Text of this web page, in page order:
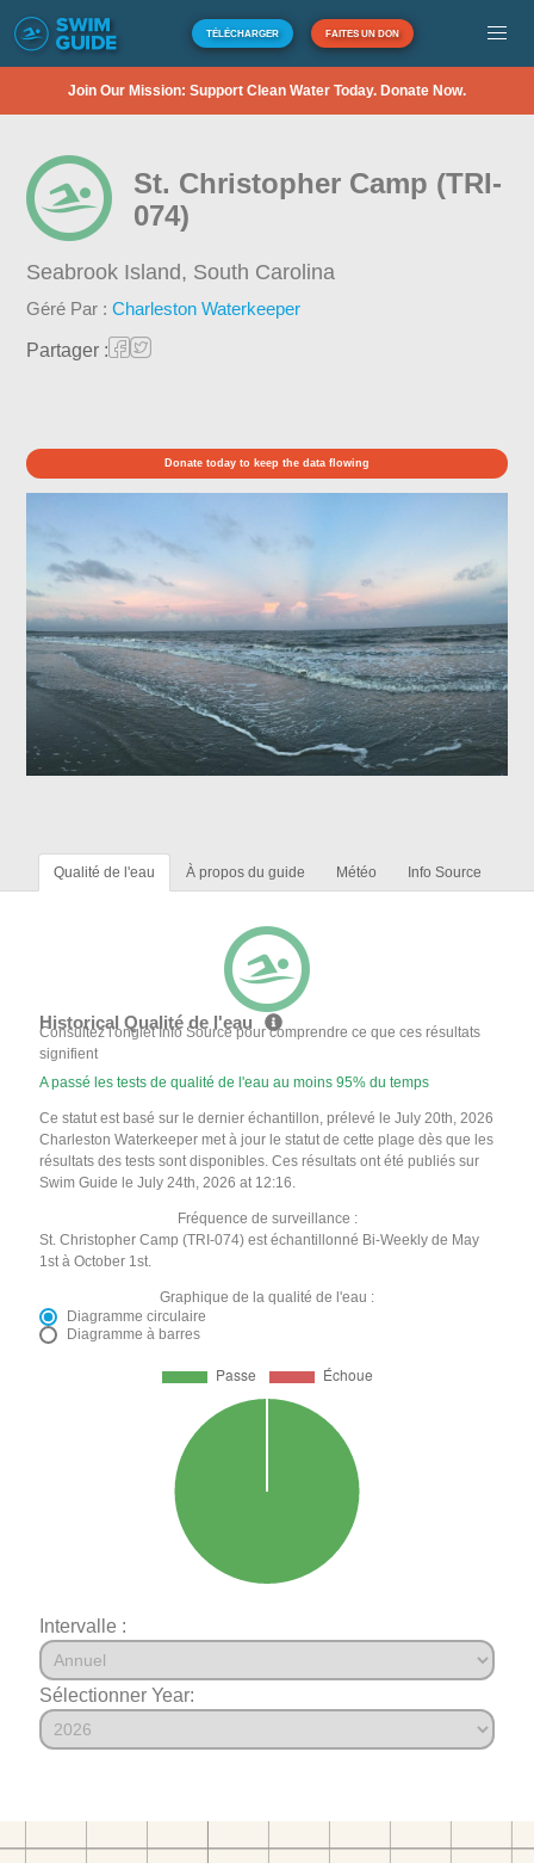
TÉLÉCHARGER FAITES UN DON
Join Our Mission: Support Clean Water Today. Donate Now.
St. Christopher Camp (TRI-
074)
Seabrook Island, South Carolina
Géré Par :Charleston Waterkeeper
Partager :
Donate today to keep the data flowing
Qualité de l'eau À propos du guide Météo Info Source
Historical Qualité de l'eau
Consultez l'onglet Info Source pour comprendre ce que ces résultats
signifient
A passé les tests de qualité de l'eau au moins 95% du temps
Ce statut est basé sur le dernier échantillon, prélevé le July 20th, 2026
Charleston Waterkeeper met à jour le statut de cette plage dès que les
résultats des tests sont disponibles. Ces résultats ont été publiés sur
Swim Guide le July 24th, 2026 at 12:16.
Fréquence de surveillance :
St. Christopher Camp (TRI-074) est échantillonné Bi-Weekly de May
1st à October 1st.
Graphique de la qualité de l'eau :
Diagramme circulaire
Diagramme à barres
Intervalle :
Sélectionner Year: